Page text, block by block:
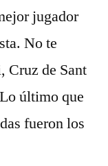
jugador
No te
Cruz de Sant
último que
fueron los